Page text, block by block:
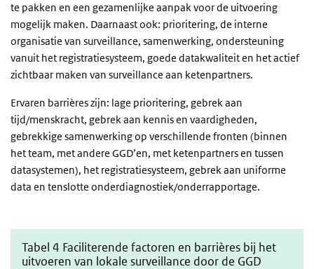
te pakken en een gezamenlijke aanpak voor de uitvoering
mogelijk maken. Daarnaast ook: prioritering, de interne
organisatie van surveillance, samenwerking, ondersteuning
vanuit het registratiesysteem, goede datakwaliteit en het actief
zichtbaar maken van surveillance aan ketenpartners.
Ervaren barrières zijn: lage prioritering, gebrek aan
tijd/menskracht, gebrek aan kennis en vaardigheden,
gebrekkige samenwerking op verschillende fronten (binnen
het team, met andere GGD’en, met ketenpartners en tussen
datasystemen), het registratiesysteem, gebrek aan uniforme
data en tenslotte onderdiagnostiek/onderrapportage.
Tabel 4 Faciliterende factoren en barrières bij het
uitvoeren van lokale surveillance door de GGD